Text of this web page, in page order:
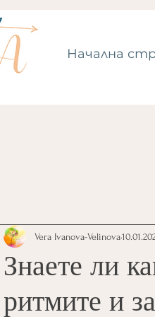
Начална
Знаете ли
ритмите и
Vera Ivanova-Velinova